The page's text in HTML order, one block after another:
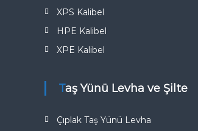
eXPS Kalibel
HPE Kalibel
XPE Kalibel
Taş Yünü Levha ve Şilte
Çıplak Taş Yünü Levha